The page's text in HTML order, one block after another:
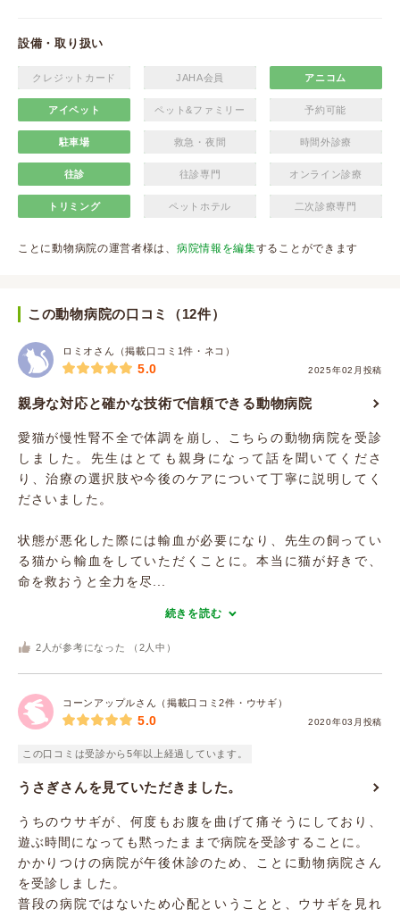
設備・取り扱い
クレジットカード JAHA会員 アニコム
アイペット ペット&ファミリー 予約可能
駐車場 救急・夜間 時間外診療
往診 往診専門 オンライン診療
トリミング ペットホテル 二次診療専門
ことに動物病院の運営者様は、 病院情報を編集することができます
この動物病院の口コミ（12件）
ロミオさん（掲載口コミ1件・ネコ）
2025年02月投稿
5.0
親身な対応と確かな技術で信頼できる動物病院
愛猫が慢性腎不全で体調を崩し、こちらの動物病院を受診
しました。先生はとても親身になって話を聞いてくださ
り、治療の選択肢や今後のケアについて丁寧に説明してく
ださいました。
状態が悪化した際には輸血が必要になり、先生の飼ってい
る猫から輸血をしていただくことに。本当に猫が好きで、
命を救おうと全力を尽...
続きを読む
2 人が参考になった （ 2 人中）
コーンアップルさん（掲載口コミ2件・ウサギ）
2020年03月投稿
5.0
この口コミは受診から5年以上経過しています。
うさぎさんを見ていただきました。
うちのウサギが、何度もお腹を曲げて痛そうにしており、
遊ぶ時間になっても黙ったままで病院を受診することに。
かかりつけの病院が午後休診のため、ことに動物病院さん
を受診しました。
普段の病院ではないため心配ということと、ウサギを見れ